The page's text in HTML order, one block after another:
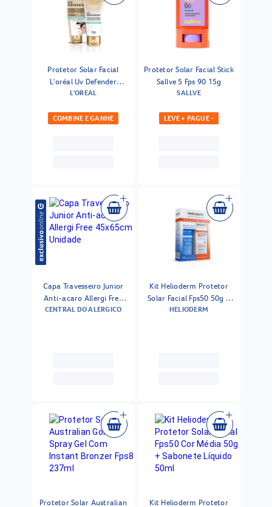
Protetor Solar Facial
L'oréal Uv Defender
Antioleosidade Fps 60 40g
L'OREAL
COMBINE E GANHE
Protetor Solar Facial Stick
Sallve 5 Fps 90 15g
SALLVE
LEVE + PAGUE -
Capa Travesseiro Junior
Anti-acaro Allergi Free
45x65cm Unidade
CENTRAL DO ALERGICO
Kit Helioderm Protetor
Solar Facial Fps50 50g +
Sabonete Líquido 50ml
HELIODERM
Protetor Solar Australian
Kit Helioderm Protetor